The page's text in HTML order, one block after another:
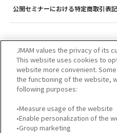
公開セミナーにおける特定商取引表記
サイトのご利用について
JMAM values the privacy of its
This website uses cookies to
website more convenient.
the functioning of the website,
following purposes:
•Measure usage of the website
•Enable personalization of the
•Group marketing